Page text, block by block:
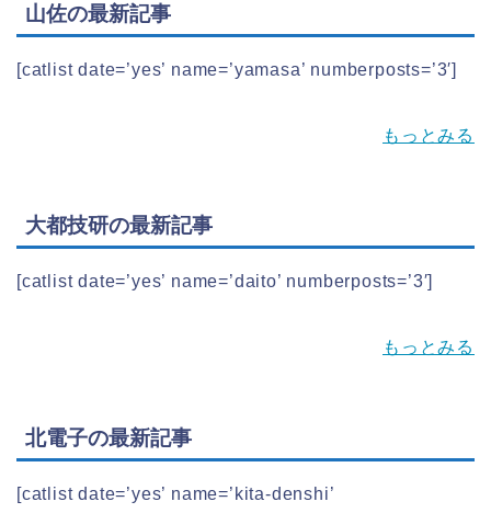
山佐の最新記事
[catlist date=’yes’ name=’yamasa’ numberposts=’3′]
もっとみる
大都技研の最新記事
[catlist date=’yes’ name=’daito’ numberposts=’3′]
もっとみる
北電子の最新記事
[catlist date=’yes’ name=’kita-denshi’